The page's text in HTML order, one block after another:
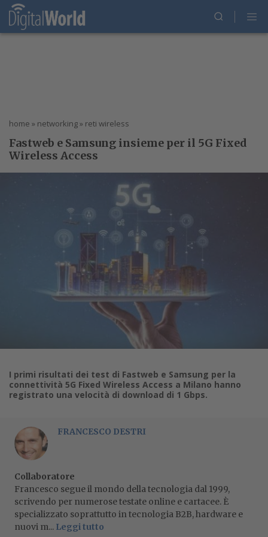
home » networking» reti wireless
Fastweb e Samsung insieme per il 5G Fixed
Wireless Access
I primi risultati dei test di Fastweb e Samsung per la
connettività 5G Fixed Wireless Access a Milano hanno
registrato una velocità di download di 1 Gbps.
FRANCESCO DESTRI
Collaboratore
Francesco segue il mondo della tecnologia dal 1999,
scrivendo per numerose testate online e cartacee. È
specializzato soprattutto in tecnologia B2B, hardware e
nuovi m... Leggi tutto